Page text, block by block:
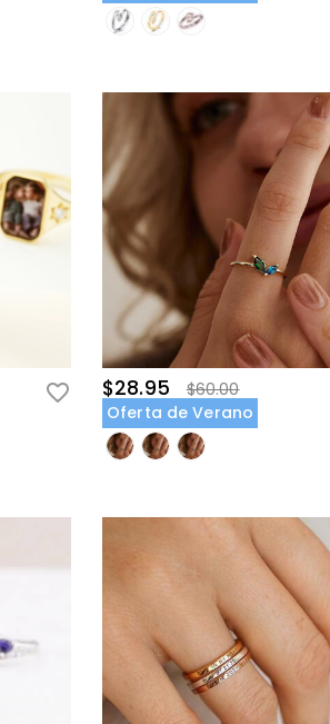
$28.95
$60.00
Oferta de Verano